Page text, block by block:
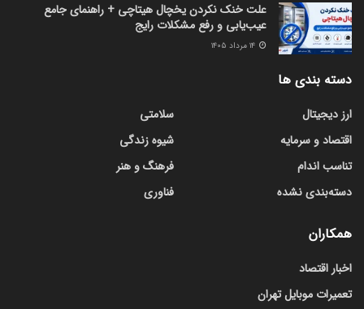
علت خنک نکردن یخچال هیتاچی + راهنمای جامع
عیب‌یابی و رفع مشکلات رایج
دسته بندی ها
ارز دیجیتال
اقتصاد و سرمایه
تناسب اندام
دسته‌بندی نشده
سلامتی
شیوه زندگی
فرهنگ و هنر
فناوری
همکاران
اخبار اقتصاد
تعمیرات موبایل تهران